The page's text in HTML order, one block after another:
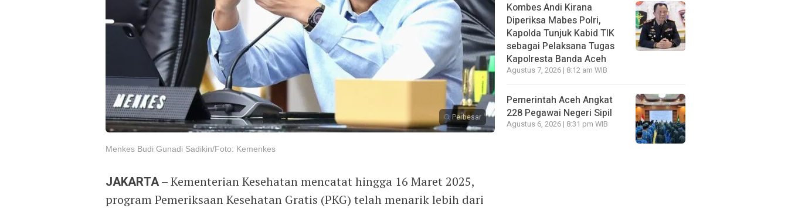
Perbesar
Menkes Budi Gunadi Sadikin/Foto: Kemenkes
JAKARTA– Kementerian Kesehatan mencatat hingga 16 Maret 2025,
program Pemeriksaan Kesehatan Gratis (PKG) telah menarik lebih dari
Kombes Andi Kirana
Diperiksa Mabes Polri,
Kapolda Tunjuk Kabid TIK
sebagai Pelaksana Tugas
Kapolresta Banda Aceh
Agustus 7, 2026 | 8:12 am WIB
Pemerintah Aceh Angkat
228 Pegawai Negeri Sipil
Agustus 6, 2026 | 8:31 pm WIB